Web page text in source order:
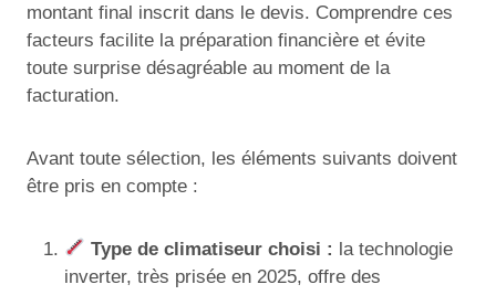
montant final inscrit dans le devis. Comprendre ces
facteurs facilite la préparation financière et évite
toute surprise désagréable au moment de la
facturation.
Avant toute sélection, les éléments suivants doivent
être pris en compte :
Type de climatiseur choisi : la technologie
inverter, très prisée en 2025, offre des